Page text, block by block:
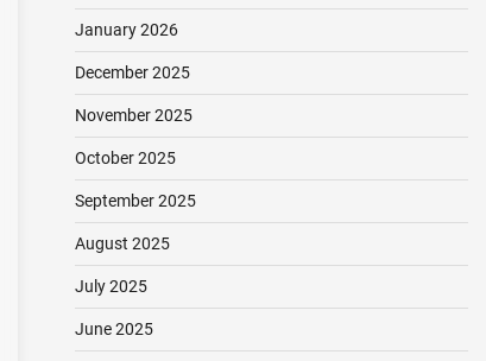
January 2026
December 2025
November 2025
October 2025
September 2025
August 2025
July 2025
June 2025